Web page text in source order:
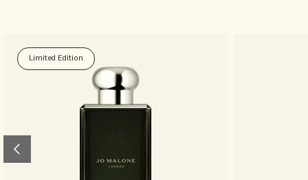
Limited Edition